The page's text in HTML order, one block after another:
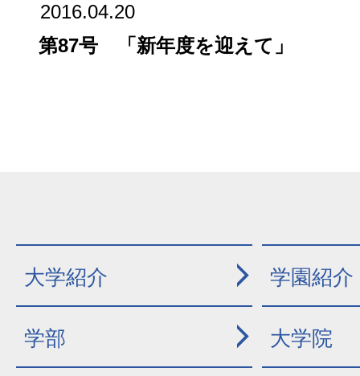
2016.04.20
第87号 「新年度を迎えて」
大学紹介 学園紹介
学部 大学院